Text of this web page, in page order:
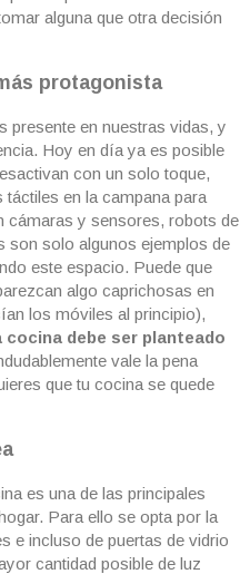
alguna que otra decisión
protagonista
presente en nuestras vidas, y
Hoy en día ya es posible
con un solo toque,
en la campana para
y sensores, robots de
son solo algunos ejemplos de
este espacio. Puede que
algo caprichosas en
los móviles al principio),
cocina debe ser planteado
vale la pena
que tu cocina se quede
es una de las principales
Para ello se opta por la
e incluso de puertas de vidrio
cantidad posible de luz